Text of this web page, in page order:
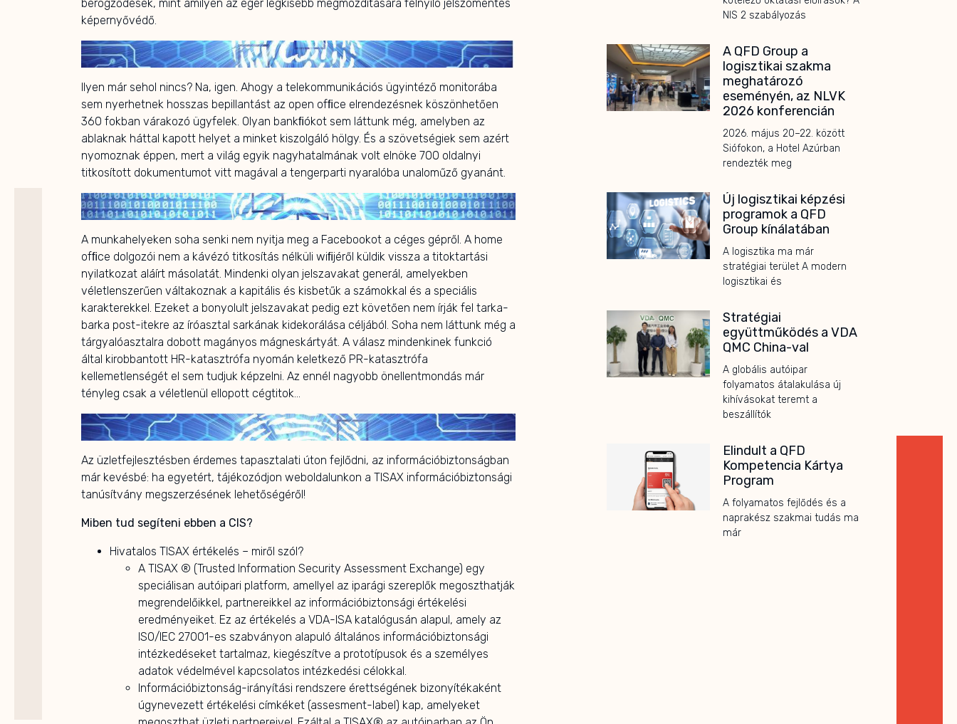
berögződések, mint amilyen az egér legkisebb megmozdítására felnyíló jelszómentes
képernyővédő.
Ilyen már sehol nincs? Na, igen. Ahogy a telekommunikációs ügyintéző monitorába
sem nyerhetnek hosszas bepillantást az open ofﬁce elrendezésnek köszönhetően
360 fokban várakozó ügyfelek. Olyan bankﬁókot sem láttunk még, amelyben az
ablaknak háttal kapott helyet a minket kiszolgáló hölgy. És a szövetségiek sem azért
nyomoznak éppen, mert a világ egyik nagyhatalmának volt elnöke 700 oldalnyi
titkosított dokumentumot vitt magával a tengerparti nyaralóba unaloműző gyanánt.
A munkahelyeken soha senki nem nyitja meg a Facebookot a céges gépről. A home
ofﬁce dolgozói nem a kávézó titkosítás nélküli wiﬁjéről küldik vissza a titoktartási
nyilatkozat aláírt másolatát. Mindenki olyan jelszavakat generál, amelyekben
véletlenszerűen váltakoznak a kapitális és kisbetűk a számokkal és a speciális
karakterekkel. Ezeket a bonyolult jelszavakat pedig ezt követően nem írják fel tarka-
barka post-itekre az íróasztal sarkának kidekorálása céljából. Soha nem láttunk még a
tárgyalóasztalra dobott magányos mágneskártyát. A válasz mindenkinek funkció
által kirobbantott HR-katasztrófa nyomán keletkező PR-katasztrófa
kellemetlenségét el sem tudjuk képzelni. Az ennél nagyobb önellentmondás már
tényleg csak a véletlenül ellopott cégtitok…
Az üzletfejlesztésben érdemes tapasztalati úton fejlődni, az információbiztonságban
már kevésbé: ha egyetért, tájékozódjon weboldalunkon a TISAX információbiztonsági
tanúsítvány megszerzésének lehetőségéről!
Miben tud segíteni ebben a CIS?
Hivatalos TISAX értékelés – miről szól?
A TISAX ® (Trusted Information Security Assessment Exchange) egy
speciálisan autóipari platform, amellyel az iparági szereplők megoszthatják
megrendelőikkel, partnereikkel az információbiztonsági értékelési
eredményeiket. Ez az értékelés a VDA-ISA katalógusán alapul, amely az
ISO/IEC 27001-es szabványon alapuló általános információbiztonsági
intézkedéseket tartalmaz, kiegészítve a prototípusok és a személyes
adatok védelmével kapcsolatos intézkedési célokkal.
Információbiztonság-irányítási rendszere érettségének bizonyítékaként
úgynevezett értékelési címkéket (assesment-label) kap, amelyeket
NIS 2 szabályozás
A QFD Group a
logisztikai szakma
meghatározó
eseményén, az NLVK
2026 konferencián
2026. május 20–22. között
Siófokon, a Hotel Azúrban
rendezték meg
Új logisztikai képzési
programok a QFD
Group kínálatában
A logisztika ma már
stratégiai terület A modern
logisztikai és
Stratégiai
együttműködés a VDA
QMC China-val
A globális autóipar
folyamatos átalakulása új
kihívásokat teremt a
beszállítók
Elindult a QFD
Kompetencia Kártya
Program
A folyamatos fejlődés és a
naprakész szakmai tudás ma
már